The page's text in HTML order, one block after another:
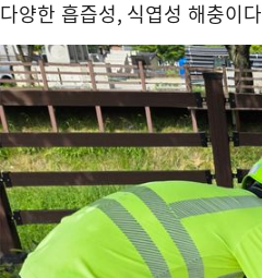
다양한 흡즙성, 식엽성 해충이다